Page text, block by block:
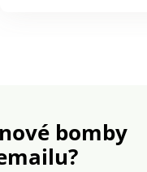
bomby